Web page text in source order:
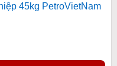
45kg PetroVietNam